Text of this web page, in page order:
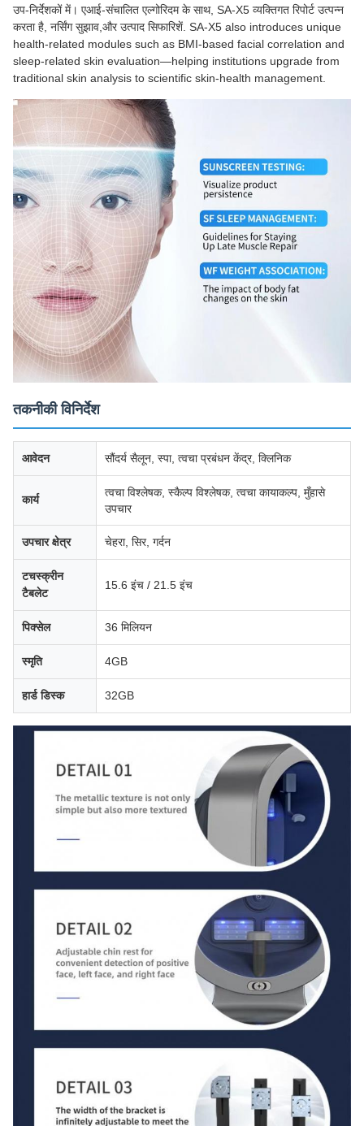
उप-निर्देशकों में। एआई-संचालित एल्गोरिदम के साथ, SA-X5 व्यक्तिगत रिपोर्ट उत्पन्न
करता है, नर्सिंग सुझाव,और उत्पाद सिफारिशें. SA-X5 also introduces unique
health-related modules such as BMI-based facial correlation and
sleep-related skin evaluation—helping institutions upgrade from
traditional skin analysis to scientific skin-health management.
तकनीकी विनिर्देश
आवेदन सौंदर्य सैलून, स्पा, त्वचा प्रबंधन केंद्र, क्लिनिक
कार्य
त्वचा विश्लेषक, स्कैल्प विश्लेषक, त्वचा कायाकल्प, मुँहासे
उपचार
उपचार क्षेत्र चेहरा, सिर, गर्दन
टचस्क्रीन
टैबलेट
15.6 इंच / 21.5 इंच
पिक्सेल 36 मिलियन
स्मृति 4GB
हार्ड डिस्क 32GB